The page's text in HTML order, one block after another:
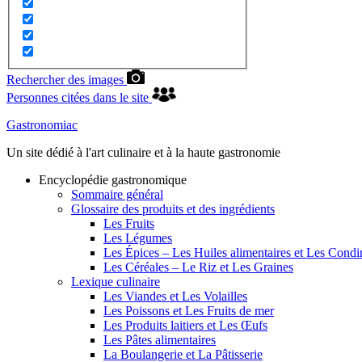
Rechercher des images
Personnes citées dans le site
Gastronomiac
Un site dédié à l'art culinaire et à la haute gastronomie
Encyclopédie gastronomique
Sommaire général
Glossaire des produits et des ingrédients
Les Fruits
Les Légumes
Les Épices – Les Huiles alimentaires et Les
Les Céréales – Le Riz et Les Graines
Lexique culinaire
Les Viandes et Les Volailles
Les Poissons et Les Fruits de mer
Les Produits laitiers et Les Œufs
Les Pâtes alimentaires
La Boulangerie et La Pâtisserie